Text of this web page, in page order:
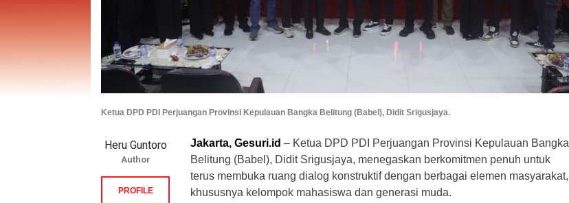
Ketua DPD PDI Perjuangan Provinsi Kepulauan Bangka Belitung (Babel), Didit Srigusjaya.
Jakarta, Gesuri.id – Ketua DPD PDI Perjuangan Provinsi Kepulauan Bangka
Belitung (Babel), Didit Srigusjaya, menegaskan berkomitmen penuh untuk
terus membuka ruang dialog konstruktif dengan berbagai elemen masyarakat,
khususnya kelompok mahasiswa dan generasi muda.
Heru Guntoro
Author
PROFILE